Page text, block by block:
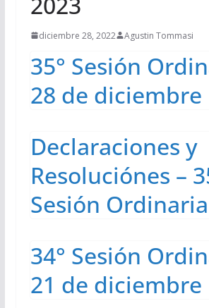
diciembre 28, 2022 Agustin Tommasi
35° Sesión
28 de diciembre
Declaraciones y
Resoluciónes –
Sesión Ordinaria
34° Sesión
21 de diciembre